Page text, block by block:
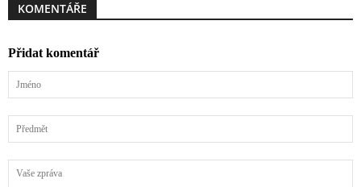
KOMENTÁŘE
Přidat komentář
zpráva